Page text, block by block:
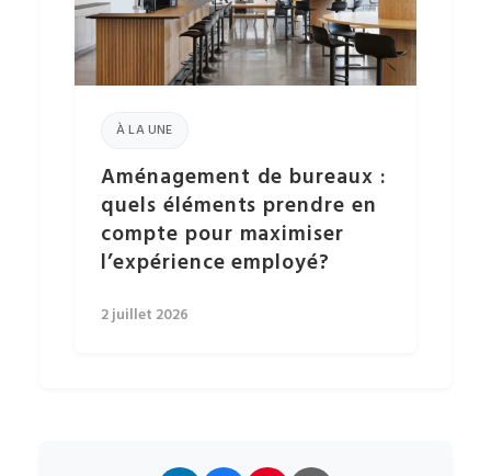
À LA UNE
Aménagement de bureaux :
quels éléments prendre en
compte pour maximiser
l’expérience employé?
2 juillet 2026